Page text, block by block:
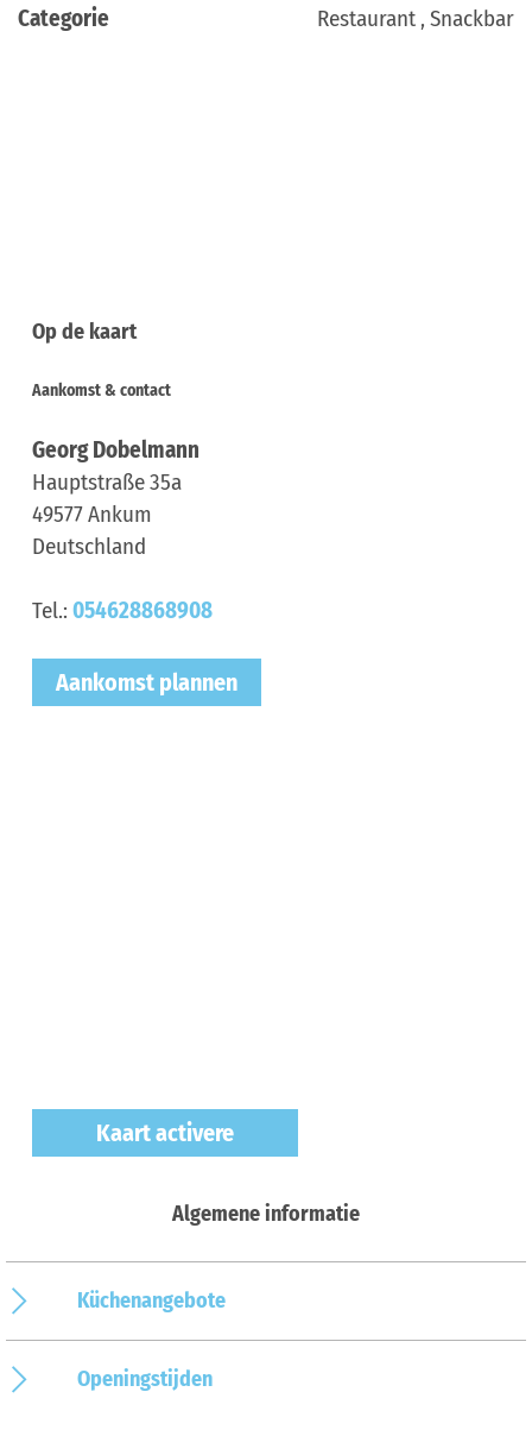
Categorie Restaurant , Snackbar
Op de kaart
Aankomst & contact
Georg Dobelmann
Hauptstraße 35a
49577Ankum
Deutschland
Tel.: 054628868908
Aankomst plannen
Kaart activere
Algemene informatie
Küchenangebote
Openingstijden